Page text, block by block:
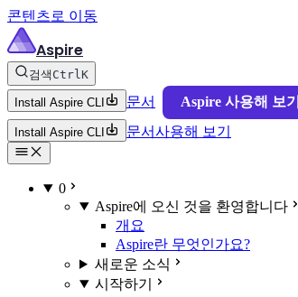
콘텐츠로 이동
Aspire
검색 CtrlK
Install Aspire CLI 문서 Aspire 사용해 보기
Install Aspire CLI 문서사용해 보기
0
Aspire에 오신 것을 환영합니다
개요
Aspire란 무엇인가요?
새로운 소식
시작하기